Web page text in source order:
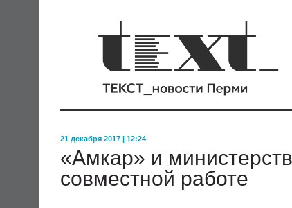
21 декабря 2017 | 12:24
«Амкар» и
совместной работе